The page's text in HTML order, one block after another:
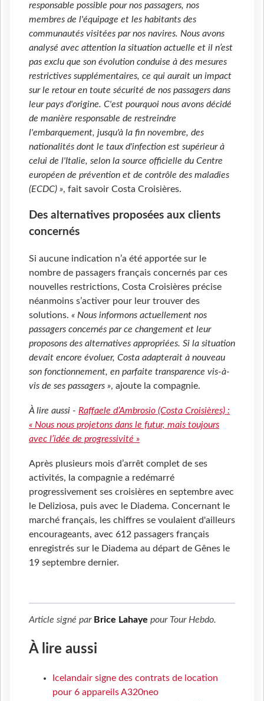
responsable possible pour nos passagers, nos
membres de l'équipage et les habitants des
communautés visitées par nos navires. Nous avons
analysé avec attention la situation actuelle et il n’est
pas exclu que son évolution conduise à des mesures
restrictives supplémentaires, ce qui aurait un impact
sur le retour en toute sécurité de nos passagers dans
leur pays d'origine. C'est pourquoi nous avons décidé
de manière responsable de restreindre
l'embarquement, jusqu'à la fin novembre, des
nationalités dont le taux d'infection est supérieur à
celui de l'Italie, selon la source officielle du Centre
européen de prévention et de contrôle des maladies
(ECDC) », fait savoir Costa Croisières.
Des alternatives proposées aux clients
concernés
Si aucune indication n’a été apportée sur le
nombre de passagers français concernés par ces
nouvelles restrictions, Costa Croisières précise
néanmoins s’activer pour leur trouver des
solutions. « Nous informons actuellement nos
passagers concernés par ce changement et leur
proposons des alternatives appropriées. Si la situation
devait encore évoluer, Costa adapterait à nouveau
son fonctionnement, en parfaite transparence vis-à-
vis de ses passagers », ajoute la compagnie.
À lire aussi - Raffaele d’Ambrosio (Costa Croisières) :
« Nous nous projetons dans le futur, mais toujours
avec l’idée de progressivité »
Après plusieurs mois d’arrêt complet de ses
activités, la compagnie a redémarré
progressivement ses croisières en septembre avec
le Deliziosa, puis avec le Diadema. Concernant le
marché français, les chiffres se voulaient d'ailleurs
encourageants, avec 612 passagers français
enregistrés sur le Diadema au départ de Gênes le
19 septembre dernier.
Article signé par Brice Lahaye pour Tour Hebdo.
À lire aussi
Icelandair signe des contrats de location
pour 6 appareils A320neo